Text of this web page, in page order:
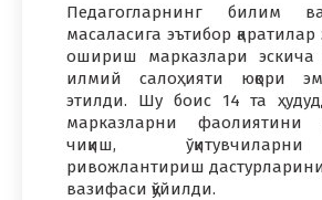
Педагогларнинг билим
масаласига эътибор
ошириш марказлари эскича
илмий салоҳияти юқори
этилди. Шу боис 14 та
марказларни фаолиятини
чиқиш,
ривожлантириш
вазифаси қўйилди.